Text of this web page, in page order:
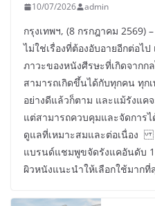
10/07/2026 admin
กรุงเทพฯ, (8 กรกฎาคม 2569)
ไม่ใช่เรื่องที่ต้องอับอายอีกต่อไ
ภาวะของหนังศีรษะที่เกิดจากก
สามารถเกิดขึ้นได้กับทุกคน ทุก
อย่างดีแล้วก็ตาม และแม้รังแค
แต่สามารถควบคุมและจัดการ
ดูแลที่เหมาะสมและต่อเนื่อง
แบรนด์แชมพูขจัดรังแคอันดับ
ผิวหนังแนะนำให้เลือกใช้มากที่